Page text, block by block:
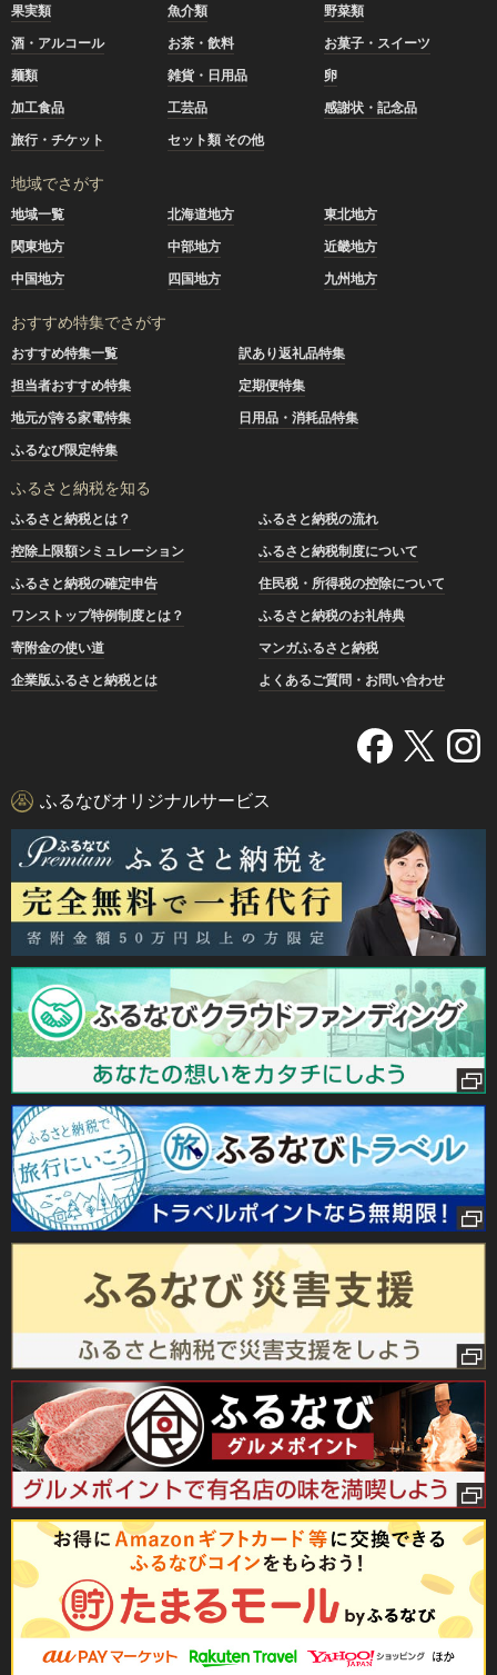
果実類
魚介類
野菜類
酒・アルコール
お茶・飲料
お菓子・スイーツ
麺類
雑貨・日用品
卵
加工食品
工芸品
感謝状・記念品
旅行・チケット
セット類 その他
地域でさがす
地域一覧 北海道地方
東北地方
関東地方
中部地方
近畿地方
中国地方
四国地方 九州地方
おすすめ特集でさがす
おすすめ特集一覧
訳あり返礼品特集
担当者おすすめ特集
定期便特集
地元が誇る家電特集
日用品・消耗品特集
ふるなび限定特集
ふるさと納税を知る
ふるさと納税とは？
ふるさと納税の流れ
控除上限額シミュレーション
ふるさと納税制度について
ふるさと納税の確定申告
住民税・所得税の控除について
ワンストップ特例制度とは？
ふるさと納税のお礼特典
寄附金の使い道
マンガふるさと納税
企業版ふるさと納税とは
よくあるご質問・お問い合わせ
ふるなびオリジナルサービス